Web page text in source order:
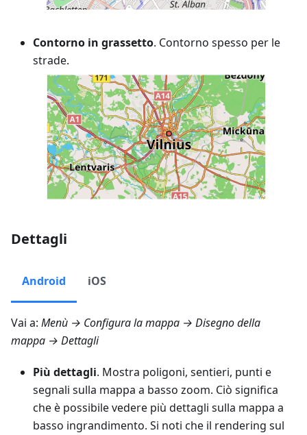
Contorno in grassetto. Contorno spesso per le
strade.
Dettagli
Android iOS
Vai a: Menù → Configura la mappa → Disegno della
mappa → Dettagli
Più dettagli. Mostra poligoni, sentieri, punti e
segnali sulla mappa a basso zoom. Ciò significa
che è possibile vedere più dettagli sulla mappa a
basso ingrandimento. Si noti che il rendering sul